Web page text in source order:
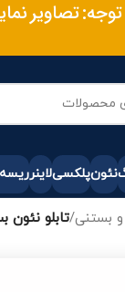
توجه: تصاویر
نئونپلکسیلاینر
و بستنی/تابلو نئون